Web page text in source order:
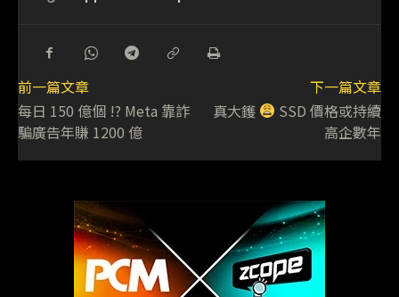
前一篇文章
每日 150 億個 !? Meta 靠詐
騙廣告年賺 1200 億
下一篇文章
真大鑊
SSD 價格或持續
高企數年